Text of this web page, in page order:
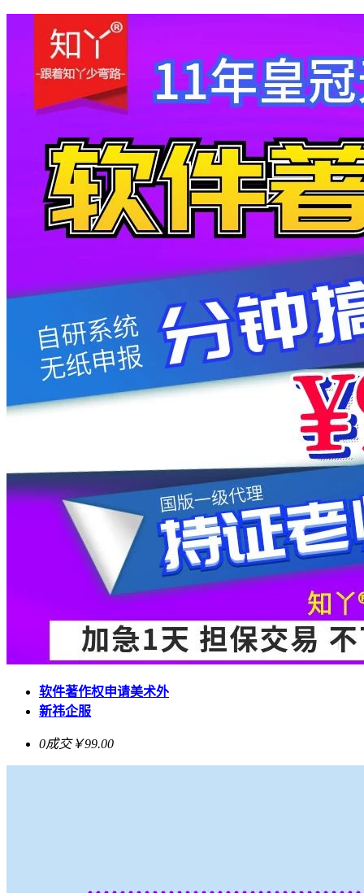
软件著作权申请美术外
新祎企服
0成交￥99.00